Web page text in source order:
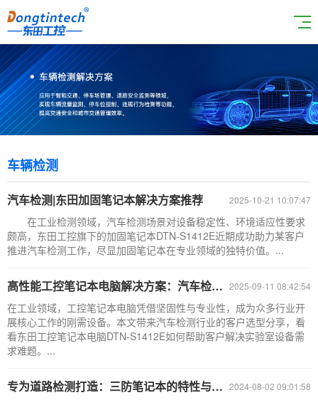
车辆检测
2025-10-21 10:07:47
汽车检测|东田加固笔记本解决方案推荐
在工业检测领域，汽车检测场景对设备稳定性、环境适应性要求
颇高，东田工控旗下的加固笔记本DTN-S1412E近期成功助力某客户
推进汽车检测工作，尽显加固笔记本在专业领域的独特价值。...
2025-09-11 08:42:54
高性能工控笔记本电脑解决方案：汽车检测行业的稳定保障
在工业领域，工控笔记本电脑凭借坚固性与专业性，成为众多行业开
展核心工作的刚需设备。本文带来汽车检测行业的客户选型分享，看
看东田工控笔记本电脑DTN-S1412E如何帮助客户解决实验室设备需
求难题。...
2024-08-02 09:01:58
专为道路检测打造：三防笔记本的特性与要求探析